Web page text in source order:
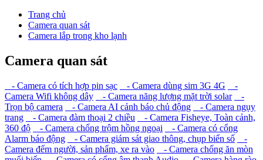
Trang chủ
Camera quan sát
Camera lắp trong kho lạnh
Camera quan sát
- Camera có tích hợp pin sạc - Camera dùng sim 3G 4G
-
Camera Wifi không dây
- Camera năng lượng mặt trời solar
-
Trọn bộ camera
- Camera AI cảnh báo chủ động
- Camera ngụy
trang
- Camera đàm thoại 2 chiều
- Camera Fisheye, Toàn cảnh,
360 độ
- Camera chống trộm hồng ngoại
- Camera có cổng
Alarm báo động
- Camera giám sát giao thông, chụp biển số
-
Camera đếm người, sản phẩm, xe ra vào
- Camera chống ăn mòn